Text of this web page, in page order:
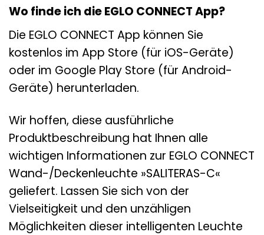
Wo finde ich die EGLO CONNECT App?
Die EGLO CONNECT App können Sie
kostenlos im App Store (für iOS-Geräte)
oder im Google Play Store (für Android-
Geräte) herunterladen.
Wir hoffen, diese ausführliche
Produktbeschreibung hat Ihnen alle
wichtigen Informationen zur EGLO CONNECT
Wand-/Deckenleuchte »SALITERAS-C«
geliefert. Lassen Sie sich von der
Vielseitigkeit und den unzähligen
Möglichkeiten dieser intelligenten Leuchte